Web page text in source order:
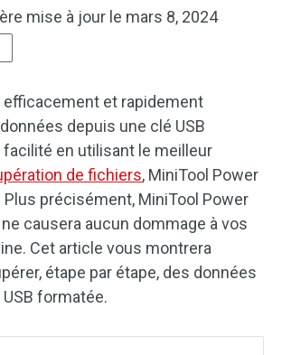
mise à jour le mars 8, 2024
et rapidement
depuis une clé USB
en utilisant le meilleur
de fichiers, MiniTool Power
Plus précisément, MiniTool Power
causera aucun dommage à vos
Cet article vous montrera
étape par étape, des données
formatée.